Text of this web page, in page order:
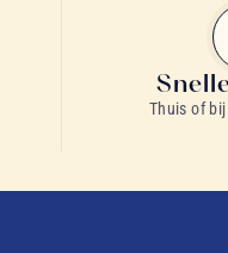
Thuis of